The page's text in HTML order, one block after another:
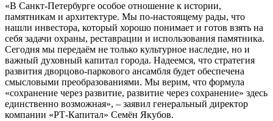
«В Санкт-Петербурге особое отношение к истории,
памятникам и архитектуре. Мы по-настоящему рады, что
нашли инвестора, который хорошо понимает и готов взять на
себя задачи охраны, реставрации и использования памятника.
Сегодня мы передаём не только культурное наследие, но и
важный духовный капитал города. Надеемся, что стратегия
развития дворцово-паркового ансамбля будет обеспечена
смысловыми преобразованиями. Мы верим, что формула
«сохранение через развитие, развитие через сохранение» здесь
единственно возможная», – заявил генеральный директор
компании «РТ-Капитал» Семён Якубов.